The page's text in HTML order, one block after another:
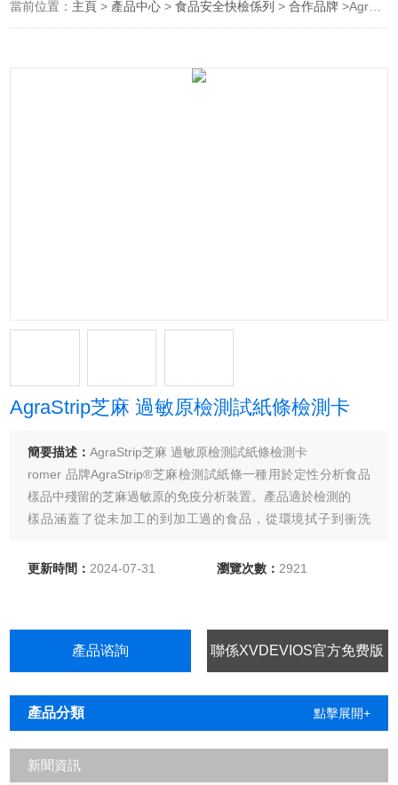
當前位置： 主頁 > 產品中心 >食品安全快檢係列 >合作品牌 >AgraStrip芝麻 過敏原檢測試紙條檢測卡
AgraStrip芝麻 過敏原檢測試紙條檢測卡
簡要描述：AgraStrip芝麻 過敏原檢測試紙條檢測卡
romer 品牌AgraStrip®芝麻檢測試紙條一種用於定性分析食品
樣品中殘留的芝麻過敏原的免疫分析裝置。產品適於檢測的
樣品涵蓋了從未加工的到加工過的食品，從環境拭子到衝洗
更新時間：2024-07-31 瀏覽次數： 2921
產品谘詢 聯係XVDEVIOS官方免费版
安装
產品分類
點擊展開+
新聞資訊